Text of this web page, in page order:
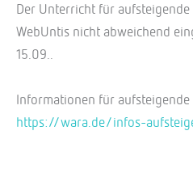
Der Unterricht für
WebUntis nicht abweichend
15.09..
Informationen für aufsteigende
https://wara.de/infos-